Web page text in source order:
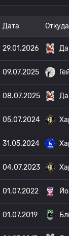
Дата Откуда
29.01.2026
09.07.2025
08.07.2025
05.07.2024
31.05.2024
04.07.2023
01.07.2022
01.07.2019